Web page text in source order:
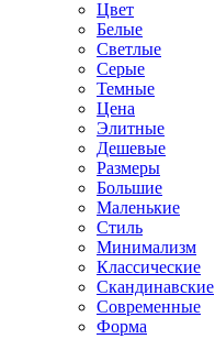
Цвет
Белые
Светлые
Серые
Темные
Цена
Элитные
Дешевые
Размеры
Большие
Маленькие
Стиль
Минимализм
Классические
Скандинавские
Современные
Форма